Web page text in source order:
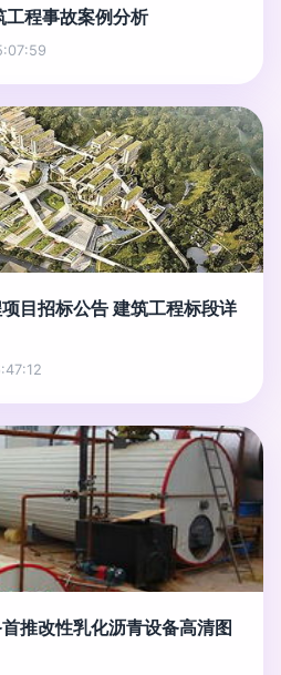
工程事故案例分析
目招标公告 建筑工程标段详
推改性乳化沥青设备高清图